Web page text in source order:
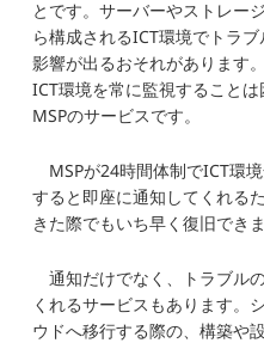
とです。サーバーやストレー
ら構成されるICT環境でトラ
影響が出るおそれがあります
ICT環境を常に監視すること
MSPのサービスです。
MSPが24時間体制でICT環
すると即座に通知してくれる
きた際でもいち早く復旧できま
通知だけでなく、トラブル
くれるサービスもあります。
ウドへ移行する際の、構築や